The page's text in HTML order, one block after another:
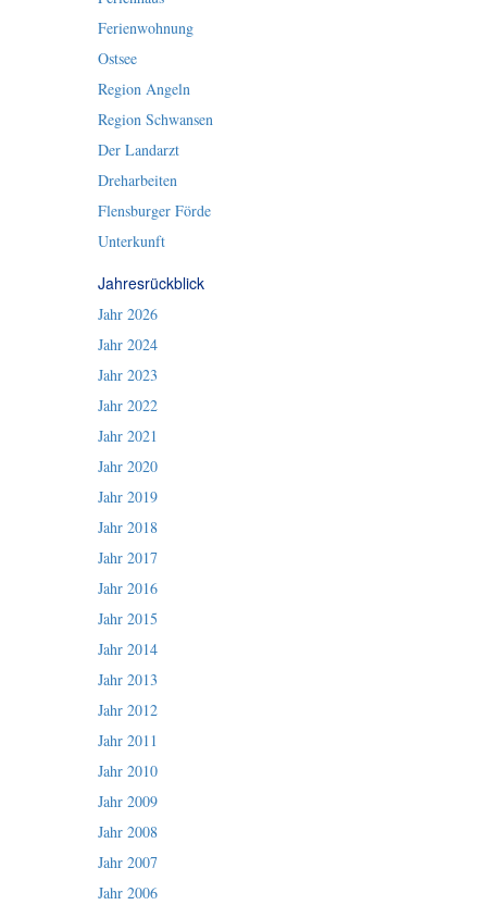
Ferienwohnung
Ostsee
Region Angeln
Region Schwansen
Der Landarzt
Dreharbeiten
Flensburger Förde
Unterkunft
Jahresrückblick
Jahr 2026
Jahr 2024
Jahr 2023
Jahr 2022
Jahr 2021
Jahr 2020
Jahr 2019
Jahr 2018
Jahr 2017
Jahr 2016
Jahr 2015
Jahr 2014
Jahr 2013
Jahr 2012
Jahr 2011
Jahr 2010
Jahr 2009
Jahr 2008
Jahr 2007
Jahr 2006